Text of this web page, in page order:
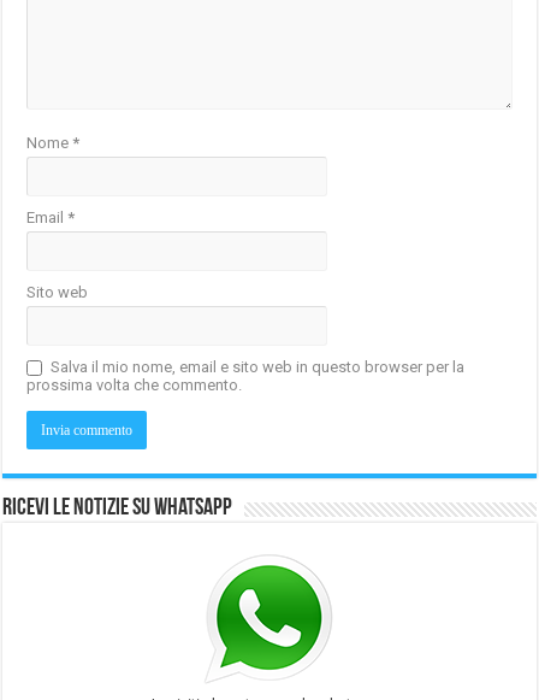
Nome*
Email*
Sito web
Salva il mio nome, email e sito web in questo browser per la
prossima volta che commento.
Ricevi le notizie su Whatsapp